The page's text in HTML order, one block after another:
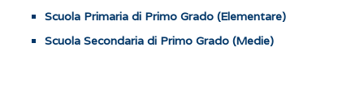
Scuola Primaria di Primo Grado (Elementare)
Scuola Secondaria di Primo Grado (Medie)